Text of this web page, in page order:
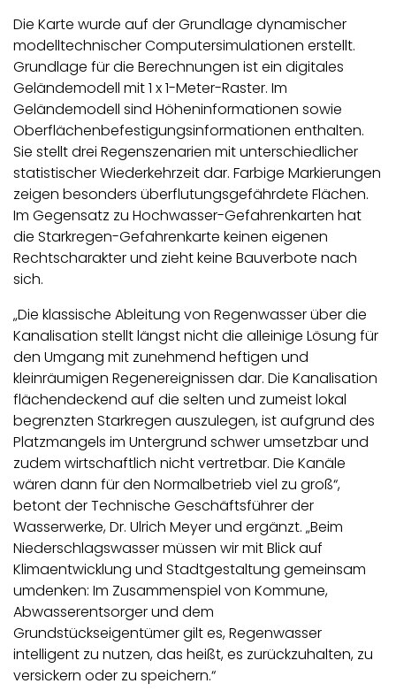
Die Karte wurde auf der Grundlage dynamischer
modelltechnischer Computersimulationen erstellt.
Grundlage für die Berechnungen ist ein digitales
Geländemodell mit 1 x 1-Meter-Raster. Im
Geländemodell sind Höheninformationen sowie
Oberflächenbefestigungsinformationen enthalten.
Sie stellt drei Regenszenarien mit unterschiedlicher
statistischer Wiederkehrzeit dar. Farbige Markierungen
zeigen besonders überflutungsgefährdete Flächen.
Im Gegensatz zu Hochwasser-Gefahrenkarten hat
die Starkregen-Gefahrenkarte keinen eigenen
Rechtscharakter und zieht keine Bauverbote nach
sich.
„Die klassische Ableitung von Regenwasser über die
Kanalisation stellt längst nicht die alleinige Lösung für
den Umgang mit zunehmend heftigen und
kleinräumigen Regenereignissen dar. Die Kanalisation
flächendeckend auf die selten und zumeist lokal
begrenzten Starkregen auszulegen, ist aufgrund des
Platzmangels im Untergrund schwer umsetzbar und
zudem wirtschaftlich nicht vertretbar. Die Kanäle
wären dann für den Normalbetrieb viel zu groß“,
betont der Technische Geschäftsführer der
Wasserwerke, Dr. Ulrich Meyer und ergänzt. „Beim
Niederschlagswasser müssen wir mit Blick auf
Klimaentwicklung und Stadtgestaltung gemeinsam
umdenken: Im Zusammenspiel von Kommune,
Abwasserentsorger und dem
Grundstückseigentümer gilt es, Regenwasser
intelligent zu nutzen, das heißt, es zurückzuhalten, zu
versickern oder zu speichern.“